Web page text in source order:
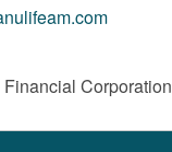
Corporation